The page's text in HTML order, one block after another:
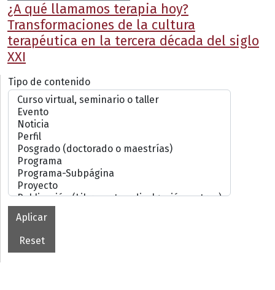
¿A qué llamamos terapia hoy?
Transformaciones de la cultura
terapéutica en la tercera década del siglo
XXI
Tipo de contenido